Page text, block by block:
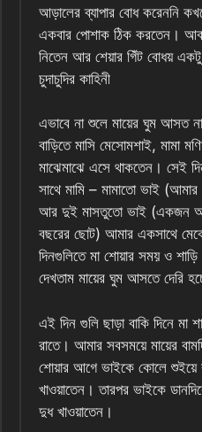
আড়ালের ব্যাপার বোধ করেননি
একবার পোশাক ঠিক করতেন।
নিতেন আর শেয়ার গিঁট বোধয়
চুদাচুদির কাহিনী
এভাবে না শুলে মায়ের ঘুম আসত
বাড়িতে মাসি মেসোমশাই, মামা
মাঝেমাঝে এসে থাকতেন। সেই
সাথে মামি – মামাতো ভাই
আর দুই মাসতুতো ভাই (একজন
বছরের ছোট) আমার একসাথে
দিনগুলিতে মা শোয়ার সময় ও
দেখতাম মায়ের ঘুম আসতে
এই দিন গুলি ছাড়া বাকি দিনে মা
রাতে। আমার সবসময়ে মায়ের
শোয়ার আগে ভাইকে কোলে শুইয়ে
খাওয়াতেন। তারপর ভাইকে
দুধ খাওয়াতেন।